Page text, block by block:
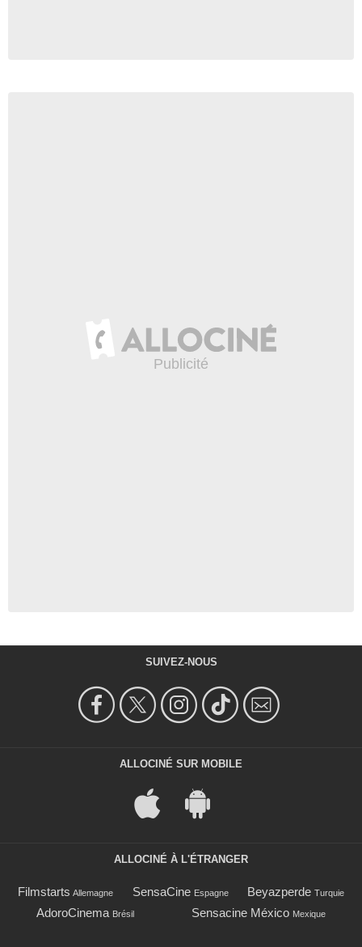
SUIVEZ-NOUS
ALLOCINÉ SUR MOBILE
ALLOCINÉ À L'ÉTRANGER
Filmstarts Allemagne SensaCine Espagne Beyazperde Turquie
AdoroCinema Brésil Sensacine México Mexique